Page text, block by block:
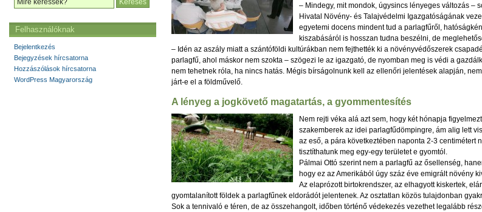
– Mindegy, mit mondok, úgysincs lényeges változás –
Hivatal Növény- és Talajvédelmi Igazgatóságának
egyetemi docens mindent tud a parlagfűről,
kiszabásáról is hosszan tudna beszélni, de
– Idén az aszály miatt a szántóföldi kultúrákban nem fejthették ki a növényvédőszerek
parlagfű, ahol máskor nem szokta – szögezi le az igazgató, de nyomban meg is védi a
nem tehetnek róla, ha nincs hatás. Mégis bírságolnunk kell az ellenőri jelentések alapján,
járt-e el a földművelő.
A lényeg a jogkövető magatartás, a gyommentesítés
Nem rejti véka alá azt sem, hogy két hónapja
szakemberek az idei parlagfűdömpingre, ám alig lett
az eső, a pára következtében naponta 2-3 centimétert
tisztíthatunk meg egy-egy területet e gyomtól.
Pálmai Ottó szerint nem a parlagfű az ősellenség,
hogy ez az Amerikából úgy száz éve emigrált növény
Az elaprózott birtokrendszer, az elhagyott kiskertek,
gyomtalanított földek a parlagfűnek eldorádót jelentenek. Az osztatlan közös tulajdonban
Sok a tennivaló e téren, de az összehangolt, időben történő védekezés vezethet legalább
Felhasználóknak
Bejelentkezés
Bejegyzések hírcsatorna
Hozzászólások hírcsatorna
WordPress Magyarország